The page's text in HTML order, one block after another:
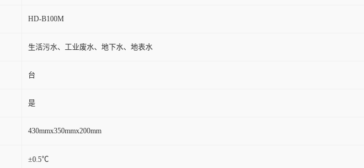
HD-B100M
生活污水、工业废水、地下水、地表水
台
是
430mmx350mmx200mm
±0.5℃